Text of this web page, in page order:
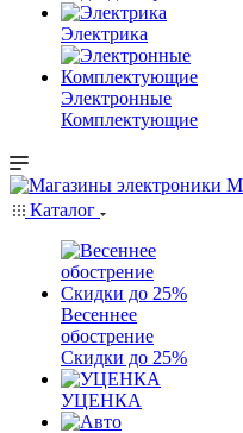
Электрика
Электронные
Комплектующие
Каталог
Весеннее
обострение
Скидки до 25%
УЦЕНКА